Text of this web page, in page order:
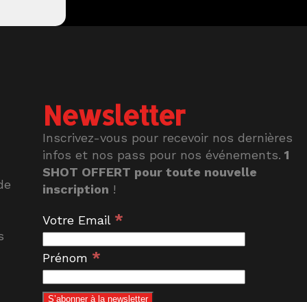
Newsletter
Inscrivez-vous pour recevoir nos dernières
infos et nos pass pour nos événements. 1
SHOT OFFERT pour toute nouvelle
inscription !
Votre Email *
Prénom *